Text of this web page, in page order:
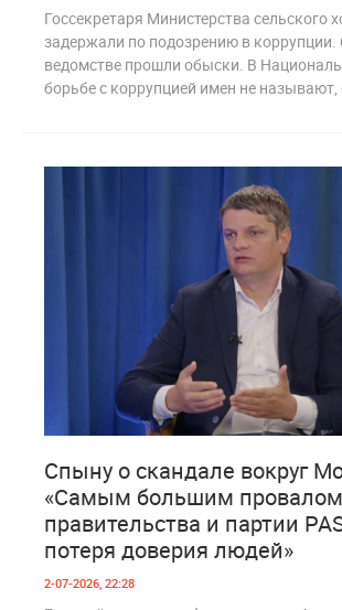
Госсекретаря Министерства сельского
задержали по подозрению в коррупции.
ведомстве прошли обыски. В
борьбе с коррупцией имен не
Спыну о скандале вокруг
«Самым большим провалом
правительства и партии
потеря доверия людей»
2-07-2026, 22:28